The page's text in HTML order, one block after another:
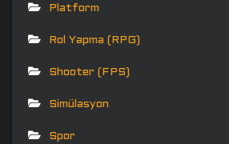
Platform
Rol Yapma (RPG)
Shooter (FPS)
Simülasyon
Spor